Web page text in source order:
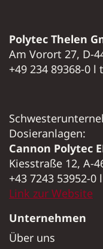
Polytec Thelen
Am Vorort 27, D-
+49 234 89368-0
Dosieranlagen:
Cannon Polytec
Kiesstraße 12, A-
+43 7243 53952-
Link zur Website
Unternehmen
Über uns